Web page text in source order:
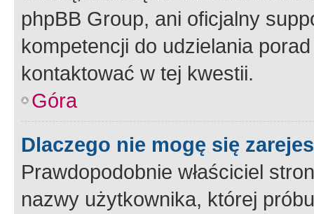
phpBB Group, ani oficjalny
kompetencji do udzielania
kontaktować w tej kwestii.
Góra
Dlaczego nie mogę się
Prawdopodobnie właściciel
nazwy użytkownika, której